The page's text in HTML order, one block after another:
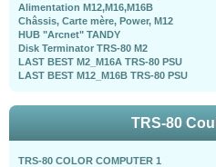
Alimentation M12,M16,M16B
Châssis, Carte mère, Power, M12
HUB "Arcnet" TANDY
Disk Terminator TRS-80 M2
LAST BEST M2_M16A TRS-80 PSU
LAST BEST M12_M16B TRS-80 PSU
TRS-80
TRS-80 COLOR COMPUTER 1